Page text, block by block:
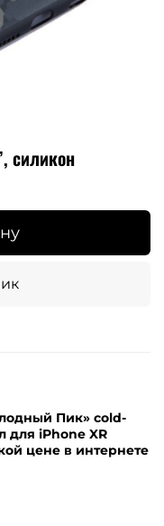
силикон
Пик» cold-
для iPhone XR
цене в интернете
убедительная